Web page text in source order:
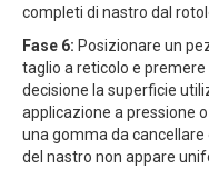
completi di nastro dal
Fase 6: Posizionare un
taglio a reticolo e
decisione la superficie
applicazione a pressione
una gomma da cancellare
del nastro non appare